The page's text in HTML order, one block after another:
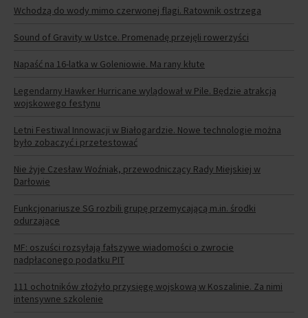
Wchodzą do wody mimo czerwonej flagi. Ratownik ostrzega
Sound of Gravity w Ustce. Promenadę przejęli rowerzyści
Napaść na 16-latka w Goleniowie. Ma rany kłute
Legendarny Hawker Hurricane wylądował w Pile. Będzie atrakcją
wojskowego festynu
Letni Festiwal Innowacji w Białogardzie. Nowe technologie można
było zobaczyć i przetestować
Nie żyje Czesław Woźniak, przewodniczący Rady Miejskiej w
Darłowie
Funkcjonariusze SG rozbili grupę przemycającą m.in. środki
odurzające
MF: oszuści rozsyłają fałszywe wiadomości o zwrocie
nadpłaconego podatku PIT
111 ochotników złożyło przysięgę wojskową w Koszalinie. Za nimi
intensywne szkolenie